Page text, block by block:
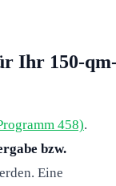
Ihr 150-
458).
bzw.
Eine